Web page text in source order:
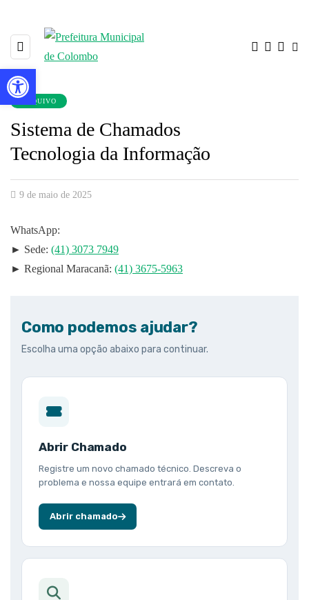
ARQUIVO
Sistema de Chamados
Tecnologia da Informação
9 de maio de 2025
WhatsApp:
► Sede: (41) 3073 7949
► Regional Maracanã: (41) 3675-5963
Barra de Ferramentas Aberta